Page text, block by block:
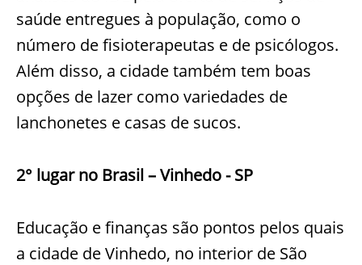
saúde entregues à população, como o
número de fisioterapeutas e de psicólogos.
Além disso, a cidade também tem boas
opções de lazer como variedades de
lanchonetes e casas de sucos.
2° lugar no Brasil – Vinhedo - SP
Educação e finanças são pontos pelos quais
a cidade de Vinhedo, no interior de São